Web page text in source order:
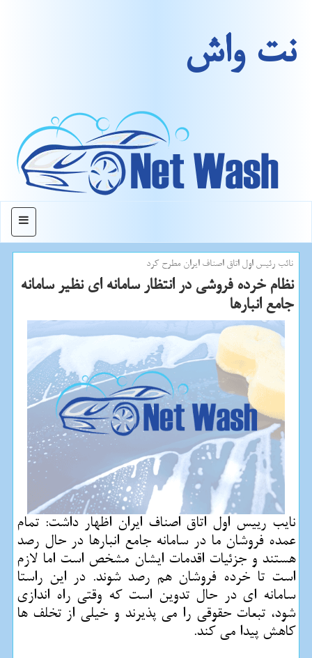
نت واش
منو
نائب رئیس اول اتاق اصناف ایران مطرح كرد
نظام خرده فروشی در انتظار سامانه ای نظیر سامانه
جامع انبارها
نایب رییس اول اتاق اصناف ایران اظهار داشت: تمام
عمده فروشان ما در سامانه جامع انبارها در حال رصد
هستند و جزئیات اقدمات ایشان مشخص است اما لازم
است تا خرده فروشان هم رصد شوند. در این راستا
سامانه ای در حال تدوین است كه وقتی راه اندازی
شود، تبعات حقوقی را می پذیرند و خیلی از تخلف ها
كاهش پیدا می كند.